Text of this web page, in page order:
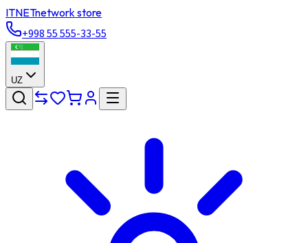
ITNETnetwork store
+998 55 555-33-55
UZ